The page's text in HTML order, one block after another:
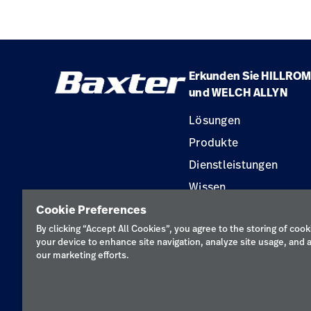
Erkunden Sie HILLROM
und WELCH ALLYN
Lösungen
Produkte
Dienstleistungen
Wissen
Cookie Preferences
By clicking “Accept All Cookies”, you agree to the storing of
your device to enhance site navigation, analyze site usage, and
our marketing efforts.